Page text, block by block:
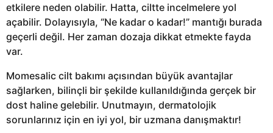
etkilere neden olabilir. Hatta, ciltte incelmelere yol
açabilir. Dolayısıyla, “Ne kadar o kadar!” mantığı burada
geçerli değil. Her zaman dozaja dikkat etmekte fayda
var.
Momesalic cilt bakımı açısından büyük avantajlar
sağlarken, bilinçli bir şekilde kullanıldığında gerçek bir
dost haline gelebilir. Unutmayın, dermatolojik
sorunlarınız için en iyi yol, bir uzmana danışmaktır!